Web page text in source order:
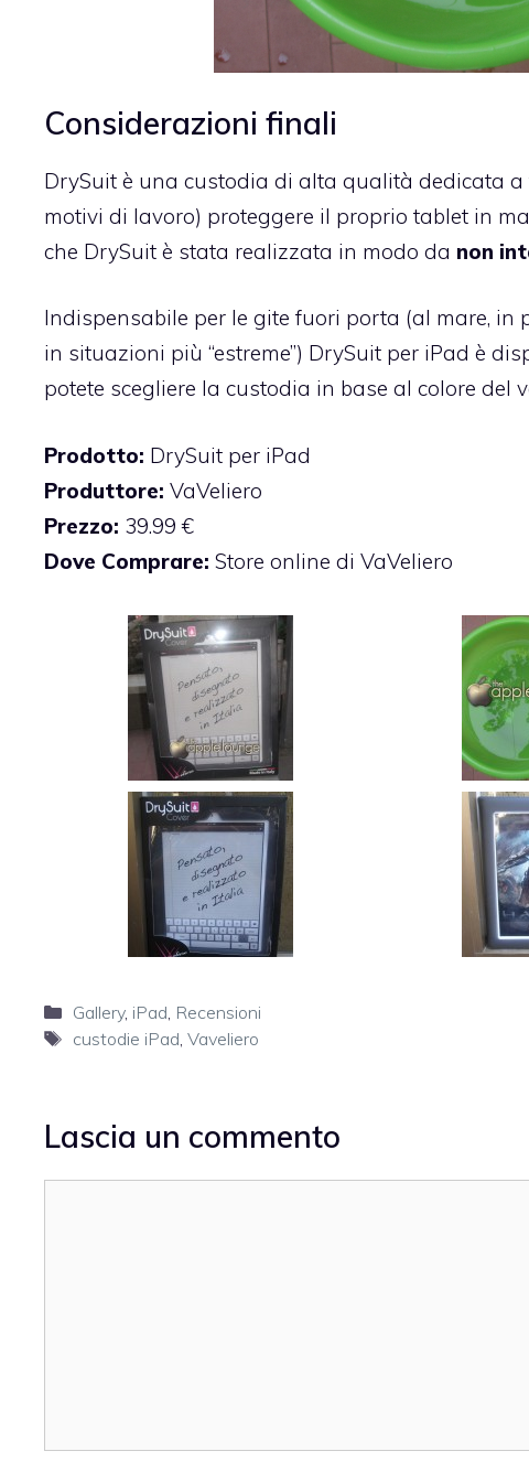
Considerazioni finali
DrySuit è una custodia di alta qualità dedicata
motivi di lavoro) proteggere il proprio tablet in
che DrySuit è stata realizzata in modo da non
Indispensabile per le gite fuori porta (al mare, in
in situazioni più “estreme”) DrySuit per iPad è
potete scegliere la custodia in base al colore del
Prodotto: DrySuit per iPad
Produttore: VaVeliero
Prezzo: 39.99 €
Dove Comprare: Store online di VaVeliero
Categorie
Gallery, iPad Recensioni
Tag
custodie iPad Vaveliero
Lascia un commento